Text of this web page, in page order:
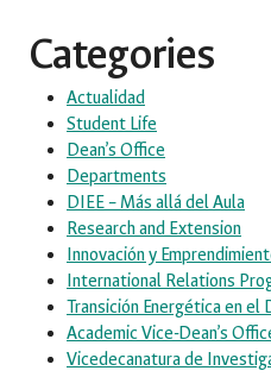
Categories
Actualidad
Student Life
Dean’s Office
Departments
DIEE – Más allá del Aula
Research and Extension
Innovación y
International Relations
Transición Energética en el
Academic Vice-Dean’s
Vicedecanatura de